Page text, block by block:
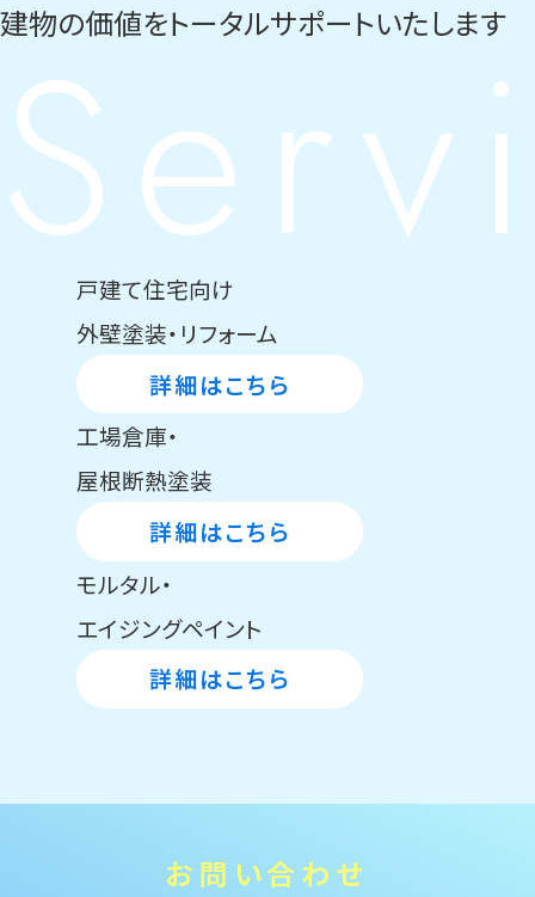
建物の価値をトータルサポートいたします
戸建て住宅向け
外壁塗装・リフォーム
詳細はこちら
工場倉庫・
屋根断熱塗装
詳細はこちら
モルタル・
エイジングペイント
詳細はこちら
お問い合わせ